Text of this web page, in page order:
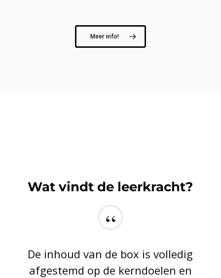
Meer info!
Wat vindt de leerkracht?
“
De inhoud van de box is volledig
afgestemd op de kerndoelen en